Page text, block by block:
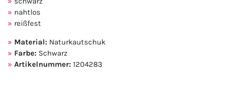
nahtlos
reißfest
Material: Naturkautschuk
Farbe: Schwarz
Artikelnummer: 1204283